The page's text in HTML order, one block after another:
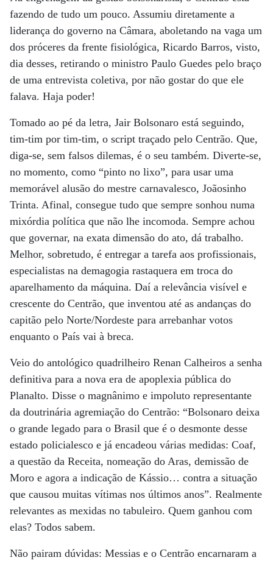
fazendo de tudo um pouco. Assumiu diretamente a
liderança do governo na Câmara, aboletando na vaga um
dos próceres da frente fisiológica, Ricardo Barros, visto,
dia desses, retirando o ministro Paulo Guedes pelo braço
de uma entrevista coletiva, por não gostar do que ele
falava. Haja poder!
Tomado ao pé da letra, Jair Bolsonaro está seguindo,
tim-tim por tim-tim, o script traçado pelo Centrão. Que,
diga-se, sem falsos dilemas, é o seu também. Diverte-se,
no momento, como “pinto no lixo”, para usar uma
memorável alusão do mestre carnavalesco, Joãosinho
Trinta. Afinal, consegue tudo que sempre sonhou numa
mixórdia política que não lhe incomoda. Sempre achou
que governar, na exata dimensão do ato, dá trabalho.
Melhor, sobretudo, é entregar a tarefa aos profissionais,
especialistas na demagogia rastaquera em troca do
aparelhamento da máquina. Daí a relevância visível e
crescente do Centrão, que inventou até as andanças do
capitão pelo Norte/Nordeste para arrebanhar votos
enquanto o País vai à breca.
Veio do antológico quadrilheiro Renan Calheiros a senha
definitiva para a nova era de apoplexia pública do
Planalto. Disse o magnânimo e impoluto representante
da doutrinária agremiação do Centrão: “Bolsonaro deixa
o grande legado para o Brasil que é o desmonte desse
estado policialesco e já encadeou várias medidas: Coaf,
a questão da Receita, nomeação do Aras, demissão de
Moro e agora a indicação de Kássio… contra a situação
que causou muitas vítimas nos últimos anos”. Realmente
relevantes as mexidas no tabuleiro. Quem ganhou com
elas? Todos sabem.
Não pairam dúvidas: Messias e o Centrão encarnaram a